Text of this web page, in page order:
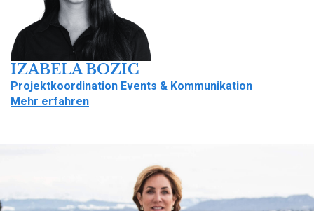
IZABELA BOZIC
Projektkoordination Events & Kommunikation
Mehr erfahren